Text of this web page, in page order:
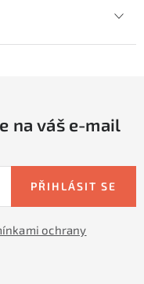
na váš e-mail
ochrany
PŘIHLÁSIT SE